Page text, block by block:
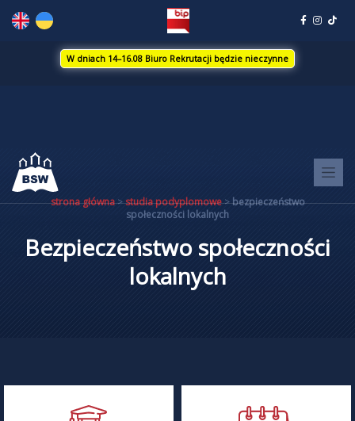
W dniach 14–16.08 Biuro Rekrutacji będzie nieczynne
strona główna>studia podyplomowe>bezpieczeństwo
społeczności lokalnych
Bezpieczeństwo społeczności
lokalnych